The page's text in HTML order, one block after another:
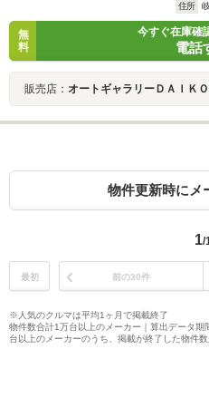
住所
無
料
今すぐ在庫確
電話
販売店： オートギャラリーＤＡＩＫ
物件更新時にメ
1/
最初 前の30件
※人気のクルマは平均1ヶ月で掲載終了
物件数合計1万台以上のメーカー｜算出データ
台以上のメーカーのうち、掲載が終了した物件